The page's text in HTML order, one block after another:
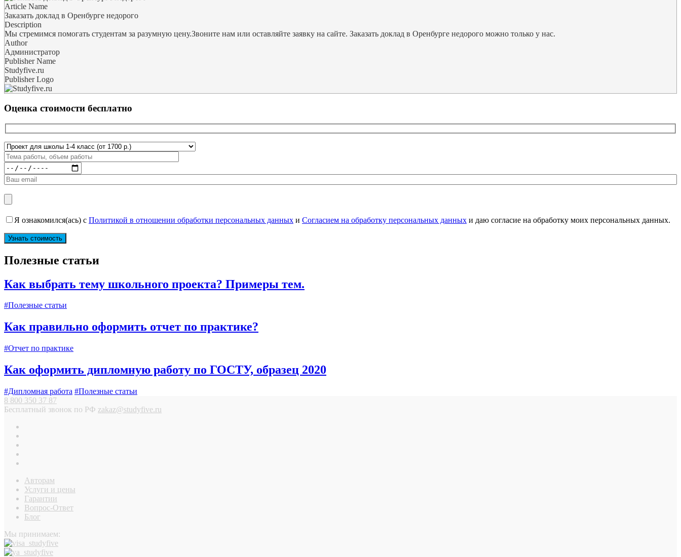
Article Name
Заказать доклад в Оренбурге недорого
Description
Мы стремимся помогать студентам за разумную цену.Звоните нам или оставляйте заявку на сайте. Заказать доклад в Оренбурге недорого можно только у нас.
Author
Администратор
Publisher Name
Studyfive.ru
Publisher Logo
Оценка стоимости бесплатно
Я ознакомился(ась) с Политикой в отношении обработки персональных данных и Согласием на обработку персональных данных и даю согласие на обработку моих персональных данных.
Полезные статьи
Как выбрать тему школьного проекта? Примеры тем.
#Полезные статьи
Как правильно оформить отчет по практике?
#Отчет по практике
Как оформить дипломную работу по ГОСТУ, образец 2020
#Дипломная работа #Полезные статьи
8 800 350 37 87
Бесплатный звонок по РФ zakaz@studyfive.ru
Авторам
Услуги и цены
Гарантии
Вопрос-Ответ
Блог
Мы принимаем: